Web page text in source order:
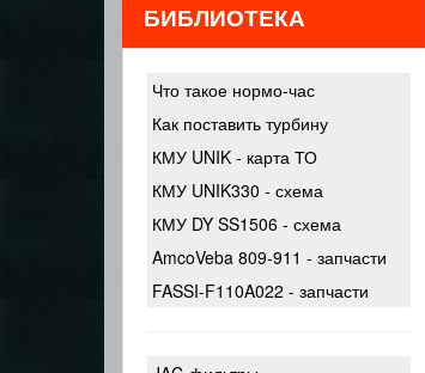
БИБЛИОТЕКА
Что такое нормо-час
Как поставить турбину
КМУ UNIK - карта ТО
КМУ UNIK330 - схема
КМУ DY SS1506 - схема
AmcoVeba 809-911 - запчасти
FASSI-F110A022 - запчасти